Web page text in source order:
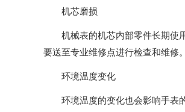
机芯磨损
机械表的机芯内部零件长期使用
要送至专业维修点进行检查和维修
环境温度变化
环境温度的变化也会影响手表的